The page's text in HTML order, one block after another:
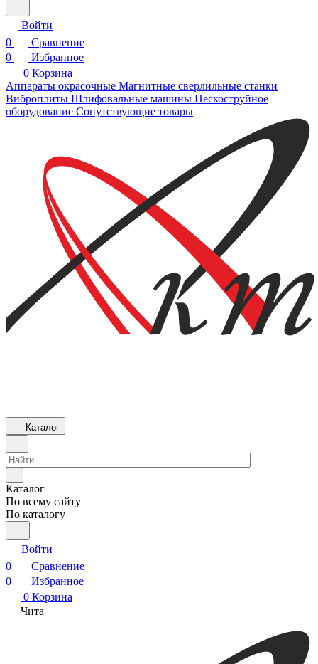
Войти
0
Сравнение
0
Избранное
0 Корзина
Аппараты окрасочные Магнитные сверлильные станки
Виброплиты Шлифовальные машины Пескоструйное
оборудование Сопутствующие товары
Каталог
Каталог
По всему сайту
По каталогу
Войти
0
Сравнение
0
Избранное
0 Корзина
Чита